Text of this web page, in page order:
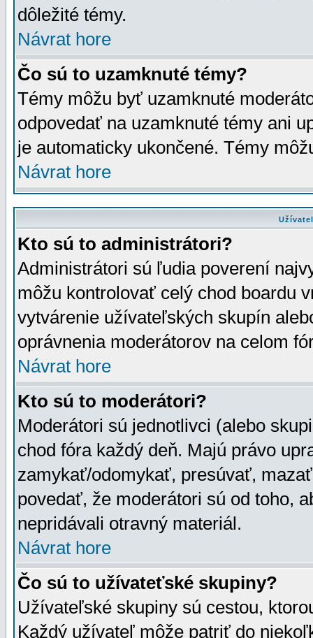
dôležité témy.
Návrat hore
Čo sú to uzamknuté témy?
Témy môžu byť uzamknuté
odpovedať na uzamknuté témy ani
je automaticky ukončené. Témy
Návrat hore
Kto sú to administrátori?
Administrátori sú ľudia poverení
môžu kontrolovať celý chod boardu
vytvárenie užívateľských skupín
oprávnenia moderátorov na celom
Návrat hore
Kto sú to moderátori?
Moderátori sú jednotlivci (alebo
chod fóra každý deň. Majú právo
zamykať/odomykať, presúvať,
povedať, že moderátori sú od toho,
nepridávali otravný materiál.
Návrat hore
Čo sú to užívateťské skupiny?
Užívateľské skupiny sú cestou,
Každý užívateľ môže patriť do